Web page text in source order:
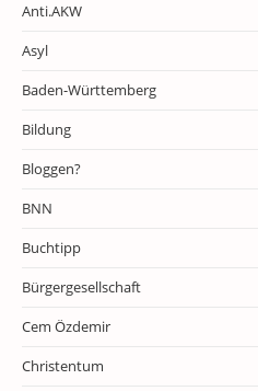
Anti.AKW
Asyl
Baden-Württemberg
Bildung
Bloggen?
BNN
Buchtipp
Bürgergesellschaft
Cem Özdemir
Christentum